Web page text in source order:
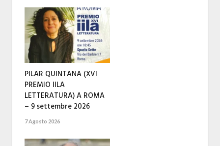
PILAR QUINTANA (XVI
PREMIO IILA
LETTERATURA) A ROMA
– 9 settembre 2026
7 Agosto 2026